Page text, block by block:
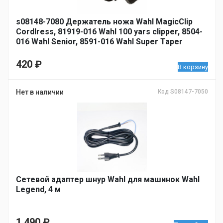
s08148-7080 Держатель ножа Wahl MagicClip
Cordlress, 81919-016 Wahl 100 yars clipper, 8504-
016 Wahl Senior, 8591-016 Wahl Super Taper
420 ₽ В корзину
Нет в наличии Код S08147-7050
Сетевой адаптер шнур Wahl для машинок Wahl
Legend, 4 м